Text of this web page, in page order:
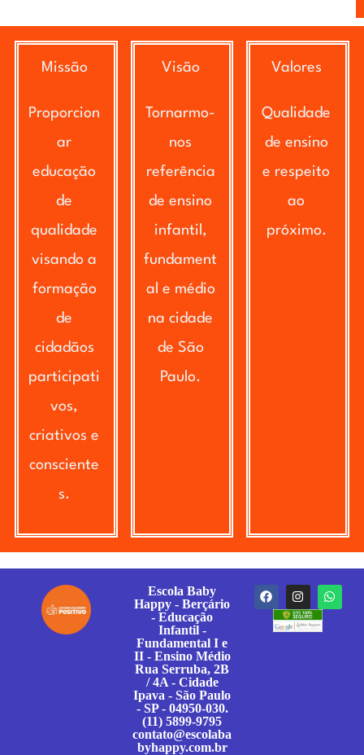
Missão
Proporcion
ar
educação
de
qualidade
visando a
formação
de
cidadãos
participati
vos,
criativos e
consciente
s.
Visão
Tornarmo-
nos
referência
de ensino
infantil,
fundament
al e médio
na cidade
de São
Paulo.
Valores
Qualidade
de ensino
e respeito
ao
próximo.
Escola Baby
Happy - Berçário
- Educação
Infantil -
Fundamental I e
II - Ensino Médio
Rua Serruba, 2B
/ 4A - Cidade
Ipava - São Paulo
- SP - 04950-030.
(11) 5899-9795
contato@escolaba
byhappy.com.br